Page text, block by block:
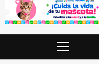
Menú